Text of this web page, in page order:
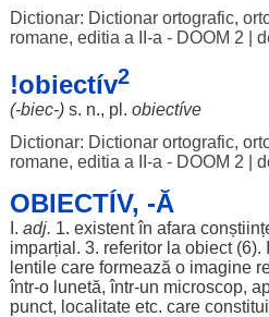
Dictionar: Dictionar ortografic,
romane, editia a II-a - DOOM 2
!obiectív2
(-biec-)s. n., pl. obiectíve
Dictionar: Dictionar ortografic,
romane, editia a II-a - DOOM 2
OBIECTÍV, -Ă
I. adj. 1. existentîn afara
imparțial . 3. referitorla obiect(6).
lentilecare formează o imagine
într-o lunetă, într-un microscop,
punct, localitateetc. care